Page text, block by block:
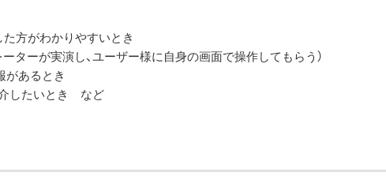
方がわかりやすいとき
ターが実演し、ユーザー様に自身の画面で操作してもらう）
があるとき
したいとき など